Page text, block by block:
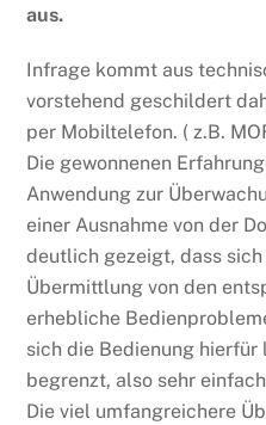
aus.
Infrage kommt aus
vorstehend geschildert
per Mobiltelefon. ( z.B.
Die gewonnenen
Anwendung zur
einer Ausnahme von der
deutlich gezeigt, dass
Übermittlung von den
erhebliche
sich die Bedienung
begrenzt, also sehr
Die viel umfangreichere